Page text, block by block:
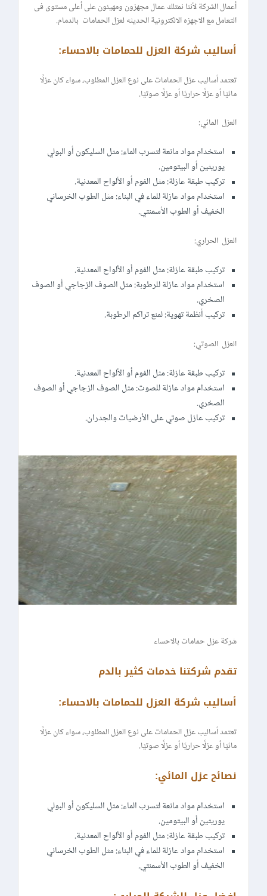
أعمال الشركة لأننا نمتلك عمال مجهزون ومهيئون على أعلى مستوى فى
التعامل مع الاجهزه الالكترونية الحديثه لعزل الحمامات بالدمام.
أساليب شركة العزل للحمامات بالاحساء:
تعتمد أساليب عزل الحمامات على نوع العزل المطلوب، سواء كان عزلًا
مائيًا أو عزلًا حراريًا أو عزلًا صوتيًا.
العزل المائي:
استخدام مواد مانعة لتسرب الماء: مثل السليكون أو البولي
يوريثين أو البيتومين.
تركيب طبقة عازلة: مثل الفوم أو الألواح المعدنية.
استخدام مواد عازلة للماء في البناء: مثل الطوب الخرساني
الخفيف أو الطوب الأسمنتي.
العزل الحراري:
تركيب طبقة عازلة: مثل الفوم أو الألواح المعدنية.
استخدام مواد عازلة للرطوبة: مثل الصوف الزجاجي أو الصوف
الصخري.
تركيب أنظمة تهوية: لمنع تراكم الرطوبة.
العزل الصوتي:
تركيب طبقة عازلة: مثل الفوم أو الألواح المعدنية.
استخدام مواد عازلة للصوت: مثل الصوف الزجاجي أو الصوف
الصخري.
تركيب عازل صوتي على الأرضيات والجدران.
شركة عزل حمامات بالاحساء
تقدم شركتنا خدمات كثير بالدم
أساليب شركة العزل للحمامات بالاحساء:
تعتمد أساليب عزل الحمامات على نوع العزل المطلوب، سواء كان عزلًا
مائيًا أو عزلًا حراريًا أو عزلًا صوتيًا.
نصائح عزل المائي:
استخدام مواد مانعة لتسرب الماء: مثل السليكون أو البولي
يوريثين أو البيتومين.
تركيب طبقة عازلة: مثل الفوم أو الألواح المعدنية.
استخدام مواد عازلة للماء في البناء: مثل الطوب الخرساني
الخفيف أو الطوب الأسمنتي.